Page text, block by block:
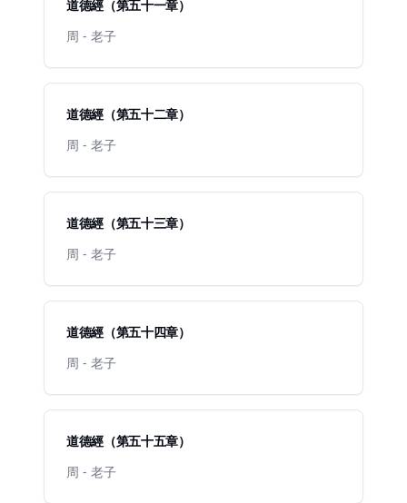
道德經（第五十一章）
周 - 老子
道德經（第五十二章）
周 - 老子
道德經（第五十三章）
周 - 老子
道德經（第五十四章）
周 - 老子
道德經（第五十五章）
周 - 老子